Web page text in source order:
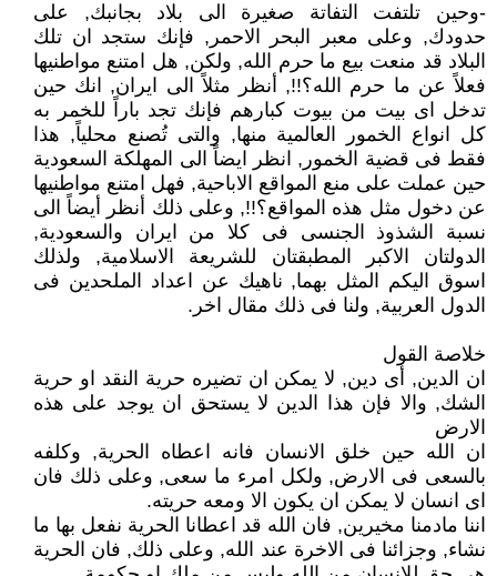
-وحين تلتفت التفاتة صغيرة الى بلاد بجانبك, على
حدودك, وعلى معبر البحر الاحمر, فإنك ستجد ان تلك
البلاد قد منعت بيع ما حرم الله, ولكن, هل امتنع مواطنيها
فعلاً عن ما حرم الله؟!!, أنظر مثلاً الى ايران, انك حين
تدخل اى بيت من بيوت كبارهم فإنك تجد باراً للخمر به
كل انواع الخمور العالمية منها, والتى تُصنع محلياً, هذا
فقط فى قضية الخمور, انظر ايضاً الى المهلكة السعودية
حين عملت على منع المواقع الاباحية, فهل امتنع مواطنيها
عن دخول مثل هذه المواقع؟!!, وعلى ذلك أنظر أيضاً الى
نسبة الشذوذ الجنسى فى كلا من ايران والسعودية,
الدولتان الاكبر المطبقتان للشريعة الاسلامية, ولذلك
اسوق اليكم المثل بهما, ناهيك عن اعداد الملحدين فى
الدول العربية, ولنا فى ذلك مقال اخر.
خلاصة القول
ان الدين, أى دين, لا يمكن ان تضيره حرية النقد او حرية
الشك, والا فإن هذا الدين لا يستحق ان يوجد على هذه
الارض
ان الله حين خلق الانسان فانه اعطاه الحرية, وكلفه
بالسعى فى الارض, ولكل امرء ما سعى, وعلى ذلك فان
اى انسان لا يمكن ان يكون الا ومعه حريته.
اننا مادمنا مخيرين, فان الله قد اعطانا الحرية نفعل بها ما
نشاء, وجزائنا فى الاخرة عند الله, وعلى ذلك, فان الحرية